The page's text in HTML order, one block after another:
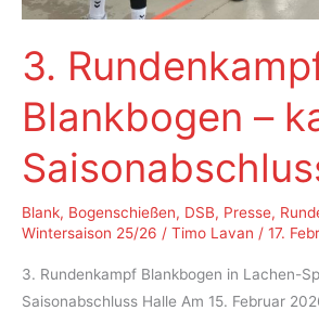
3.
Blankbogen –
Blank, Bogenschießen, DSB, Presse,
Wintersaison 25/26 / Timo Lavan / 17.
3. Rundenkampf Blankbogen in Lachen-
Saisonabschluss Halle Am 15. Februar